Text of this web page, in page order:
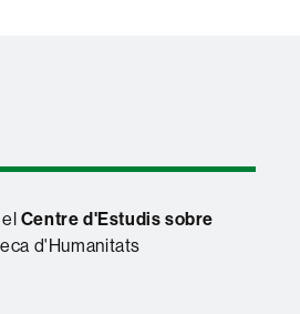
Centre d'Estudis sobre
d'Humanitats